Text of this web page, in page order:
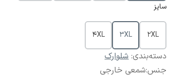
سایز
2XL
3XL
4XL
دسته‌بندی:شلوارک
جنس:شمعی خارجی